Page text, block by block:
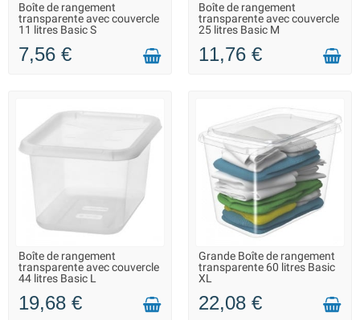
LIVRAISON 2 À 3 JOURS
Boîte de rangement
transparente avec couvercle
11 litres Basic S
7,56 €
LIVRAISON 2 À 3 JOURS
Boîte de rangement
transparente avec couvercle
25 litres Basic M
11,76 €
LIVRAISON 2 À 3 JOURS
Boîte de rangement
transparente avec couvercle
44 litres Basic L
19,68 €
LIVRAISON 2 À 3 JOURS
Grande Boîte de rangement
transparente 60 litres Basic
XL
22,08 €